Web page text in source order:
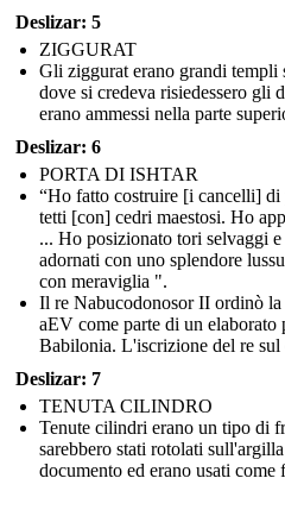
Deslizar: 5
ZIGGURAT
Gli ziggurat erano grandi templi
dove si credeva risiedessero gli
erano ammessi nella parte
Deslizar: 6
PORTA DI ISHTAR
“Ho fatto costruire [i cancelli]
tetti [con] cedri maestosi. Ho
... Ho posizionato tori selvaggi
adornati con uno splendore
con meraviglia ".
Il re Nabucodonosor II ordinò
aEV come parte di un elaborato
Babilonia. L'iscrizione del re sul
Deslizar: 7
TENUTA CILINDRO
Tenute cilindri erano un tipo di
sarebbero stati rotolati
documento ed erano usati